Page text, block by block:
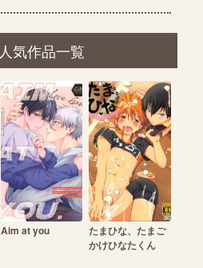
人気作品一覧
Aim at you
たまひな、たまご
かけひなたくん